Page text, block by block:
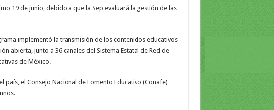
19 de junio, debido a que la Sep evaluará la gestión de las
implementó la transmisión de los contenidos educativos
abierta, junto a 36 canales del Sistema Estatal de Red de
de México.
país, el Consejo Nacional de Fomento Educativo (Conafe)